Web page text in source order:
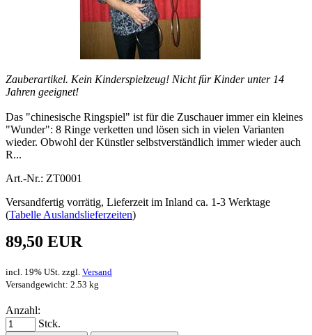
Zauberartikel. Kein Kinderspielzeug! Nicht für Kinder unter 14
Jahren geeignet!
Das "chinesische Ringspiel" ist für die Zuschauer immer ein kleines
"Wunder": 8 Ringe verketten und lösen sich in vielen Varianten
wieder. Obwohl der Künstler selbstverständlich immer wieder auch
R...
Art.-Nr.: ZT0001
Versandfertig vorrätig, Lieferzeit im Inland ca. 1-3 Werktage
(Tabelle Auslandslieferzeiten)
89,50 EUR
incl. 19% USt. zzgl. Versand
Versandgewicht: 2.53 kg
Anzahl:
Stck.